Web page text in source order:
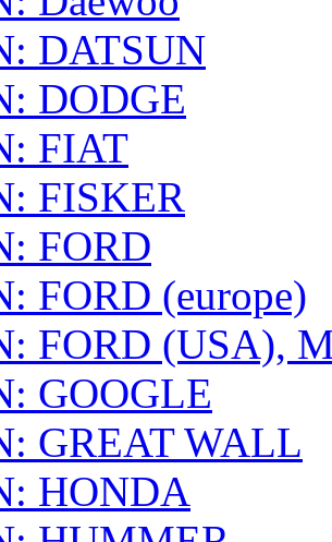
DATSUN
DODGE
FIAT
FISKER
FORD
FORD (europe)
FORD (USA),
GOOGLE
GREAT WALL
HONDA